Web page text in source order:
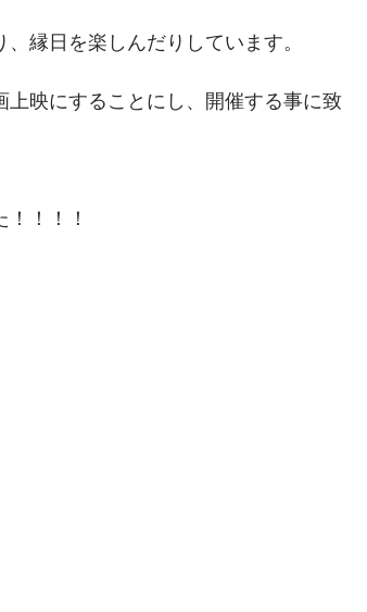
縁日を楽しんだりしています。
映にすることにし、開催する事に致
！！！